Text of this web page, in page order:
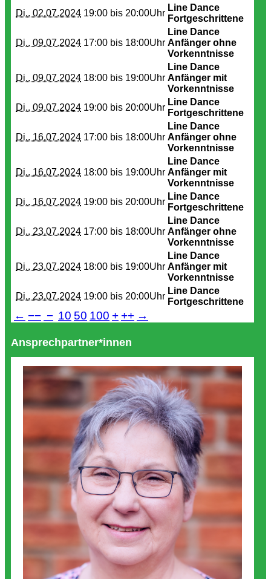
Di.. 02.07.2024 19:00 bis 20:00Uhr
Line Dance
Fortgeschrittene
Di.. 09.07.2024 17:00 bis 18:00Uhr
Line Dance
Anfänger ohne
Vorkenntnisse
Di.. 09.07.2024 18:00 bis 19:00Uhr
Line Dance
Anfänger mit
Vorkenntnisse
Di.. 09.07.2024 19:00 bis 20:00Uhr
Line Dance
Fortgeschrittene
Di.. 16.07.2024 17:00 bis 18:00Uhr
Line Dance
Anfänger ohne
Vorkenntnisse
Di.. 16.07.2024 18:00 bis 19:00Uhr
Line Dance
Anfänger mit
Vorkenntnisse
Di.. 16.07.2024 19:00 bis 20:00Uhr
Line Dance
Fortgeschrittene
Di.. 23.07.2024 17:00 bis 18:00Uhr
Line Dance
Anfänger ohne
Vorkenntnisse
Di.. 23.07.2024 18:00 bis 19:00Uhr
Line Dance
Anfänger mit
Vorkenntnisse
Di.. 23.07.2024 19:00 bis 20:00Uhr
Line Dance
Fortgeschrittene
← −− − 10 50 100 + ++ →
Ansprechpartner*innen